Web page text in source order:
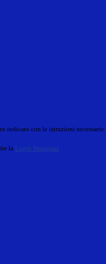
indicato con le istruzioni necessarie.
la Login Spaggiari